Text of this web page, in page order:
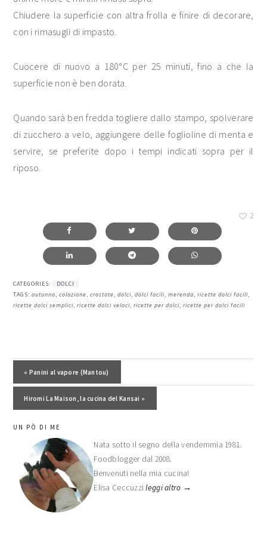
Chiudere la superficie con altra frolla e finire di decorare,
con i rimasugli di impasto.
Cuocere di nuovo a 180°C per 25 minuti, fino a che la
superficie non è ben dorata.
Quando sarà ben fredda togliere dallo stampo, spolverare
di zucchero a velo, aggiungere delle foglioline di menta e
servire, se preferite dopo i tempi indicati sopra per il
riposo.
2
CATEGORIES:
DOLCI
TAGS:autunno,colazione,crostate,dolci,dolci facili,merenda,ricette dolci facili,
ricette dolci semplici,ricette dolci veloci,ricette per dolci,ricette per dolci facili
Post precedente:
« Panini al vapore (Mantou)
Post successivo:
Hiromi La Maison, la cucina del Kansai »
barra
laterale
primaria
UN PÒ DI ME
Nata sotto il segno della vendemmia 1981.
Foodblogger dal 2008.
Benvenuti nella mia cucina!
Elisa Ceccuzzileggi altro →